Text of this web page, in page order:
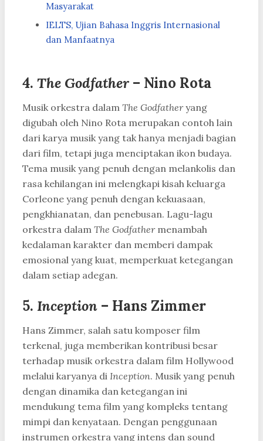
Masyarakat
IELTS, Ujian Bahasa Inggris Internasional
dan Manfaatnya
4. The Godfather – Nino Rota
Musik orkestra dalam The Godfatheryang
digubah oleh Nino Rota merupakan contoh lain
dari karya musik yang tak hanya menjadi bagian
dari film, tetapi juga menciptakan ikon budaya.
Tema musik yang penuh dengan melankolis dan
rasa kehilangan ini melengkapi kisah keluarga
Corleone yang penuh dengan kekuasaan,
pengkhianatan, dan penebusan. Lagu-lagu
orkestra dalam The Godfathermenambah
kedalaman karakter dan memberi dampak
emosional yang kuat, memperkuat ketegangan
dalam setiap adegan.
5. Inception – Hans Zimmer
Hans Zimmer, salah satu komposer film
terkenal, juga memberikan kontribusi besar
terhadap musik orkestra dalam film Hollywood
melalui karyanya di Inception. Musik yang penuh
dengan dinamika dan ketegangan ini
mendukung tema film yang kompleks tentang
mimpi dan kenyataan. Dengan penggunaan
instrumen orkestra yang intens dan sound